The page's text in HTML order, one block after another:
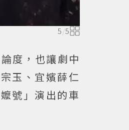
5/5
度，也讓劇中
玉、宜嬪薛仁
號」演出的車